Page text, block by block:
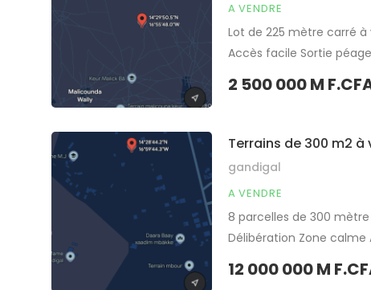
A VENDRE
Lot de 225 mètre carré
Accès facile Sortie
2 500 000 M
Terrains de 300 m2
gandigal
A VENDRE
8 parcelles de 300
Délibération Zone calme
12 000 000 M